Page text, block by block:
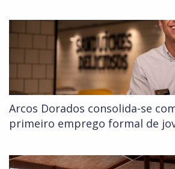
Arcos Dorados consolida-se
primeiro emprego formal de